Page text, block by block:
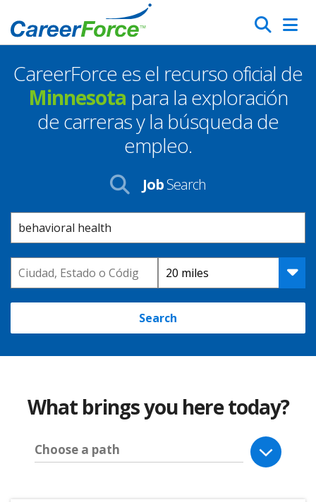
to
main
content
Search
Homepage
CareerForce es el recurso oficial de
Minnesota para la exploración
de carreras y la búsqueda de
empleo.
JobSearch
Keyword
Location Distance
Search
What brings you here today?
Choose a path